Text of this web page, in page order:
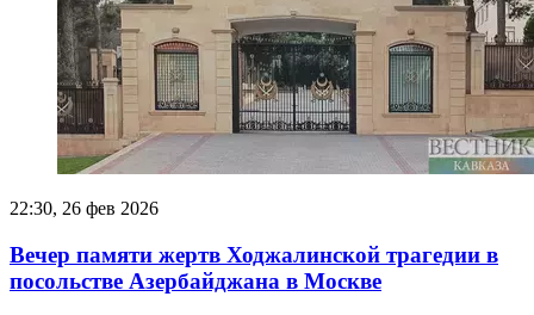
22:30, 26 фев 2026
Вечер памяти жертв Ходжалинской трагедии в
посольстве Азербайджана в Москве